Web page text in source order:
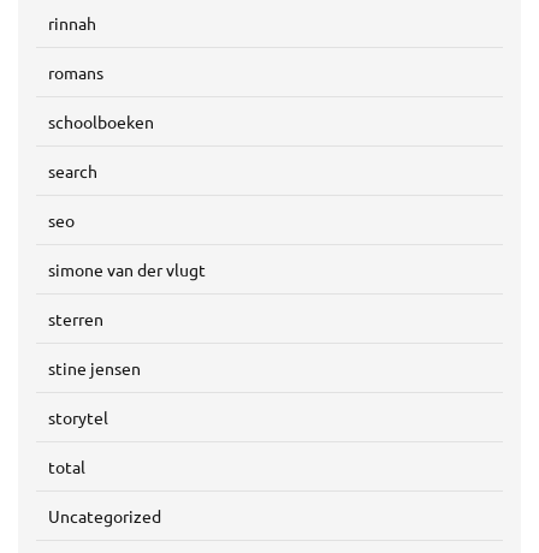
rinnah
romans
schoolboeken
search
seo
simone van der vlugt
sterren
stine jensen
storytel
total
Uncategorized